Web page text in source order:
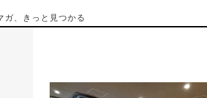
ガ、きっと見つかる